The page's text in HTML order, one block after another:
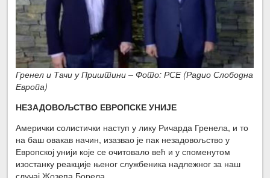
Гренел и Тачи у Приштини – Фото: РСЕ (Радио Слободна
Европа)
НЕЗАДОВОЉСТВО ЕВРОПСКЕ УНИЈЕ
Амерички солистички наступ у лику Ричарда Гренела, и то
на баш овакав начин, изазвао је пак незадовољство у
Европској унији које се очитовало већ и у споменутом
изостанку реакције њеног службеника надлежног за наш
случај Жозепа Борела.